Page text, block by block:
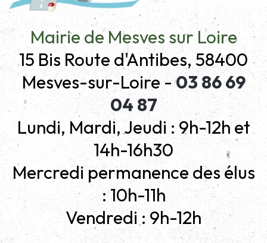
Mairie de Mesves sur Loire
15 Bis Route d'Antibes, 58400
Mesves-sur-Loire -03 86 69
04 87
Lundi, Mardi, Jeudi : 9h-12h et
14h-16h30
Mercredi permanence des élus
: 10h-11h
Vendredi : 9h-12h